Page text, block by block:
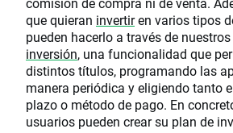
que quieran invertiren varios tipos
pueden hacerlo a través de nuestros
inversión, una funcionalidad que
distintos títulos, programando las
manera periódica y eligiendo tanto
plazo o método de pago. En
usuarios pueden crear su plan de